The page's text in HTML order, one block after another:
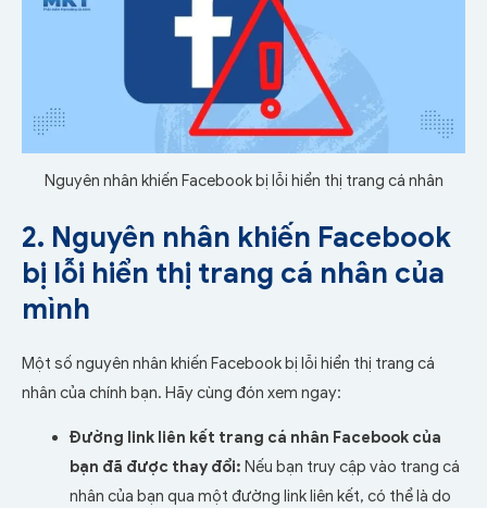
Nguyên nhân khiến Facebook bị lỗi hiển thị trang cá nhân
2. Nguyên nhân khiến Facebook
bị lỗi hiển thị trang cá nhân của
mình
Một số nguyên nhân khiến Facebook bị lỗi hiển thị trang cá
nhân của chính bạn. Hãy cùng đón xem ngay:
Đường link liên kết trang cá nhân Facebook của
bạn đã được thay đổi: Nếu bạn truy cập vào trang cá
nhân của bạn qua một đường link liên kết, có thể là do